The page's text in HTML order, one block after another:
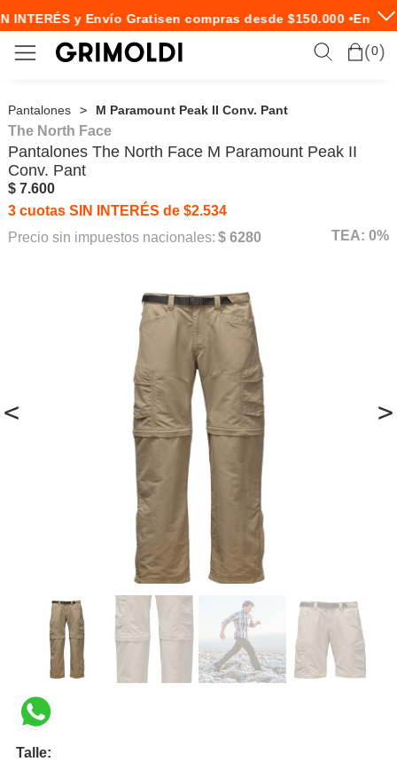
INTERÉS y Envío Gratisen compras desde $150.000 •Envío
0
Pantalones M Paramount Peak II Conv. Pant
< >
The North Face
Pantalones The North Face M Paramount Peak II
Conv. Pant
$ 7.600
3 cuotas SIN INTERÉS de $2.534
Precio sin impuestos nacionales: $ 6280 TEA: 0%
Talle: